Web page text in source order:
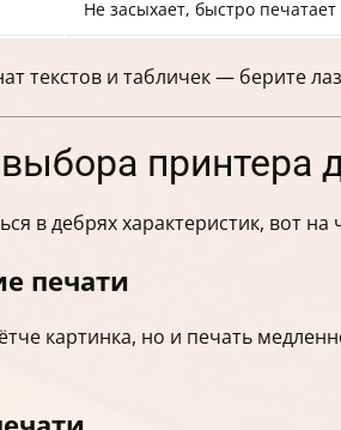
Не засыхает, быстро печатает
текстов и табличек — берите
принтера
в дебрях характеристик, вот на
печати
картинка, но и печать